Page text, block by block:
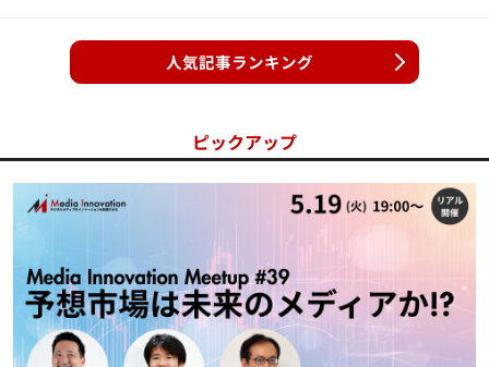
人気記事ランキング
ピックアップ